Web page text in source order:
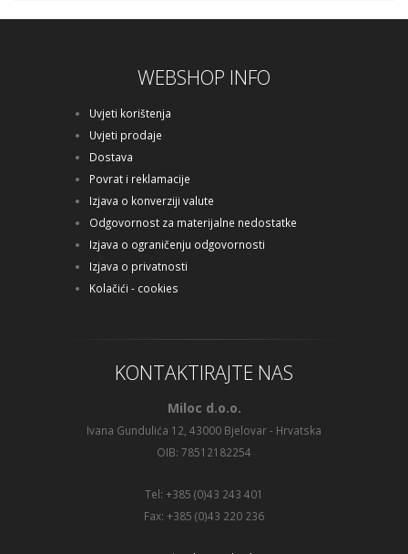
101,25 €
Dodaj u košaricu
WEBSHOP INFO
Uvjeti korištenja
Uvjeti prodaje
Dostava
Povrat i reklamacije
Izjava o konverziji valute
Odgovornost za materijalne nedostatke
Izjava o ograničenju odgovornosti
Izjava o privatnosti
Kolačići - cookies
KONTAKTIRAJTE NAS
Miloc d.o.o.
Ivana Gundulića 12, 43000 Bjelovar - Hrvatska
OIB: 78512182254
Tel: +385 (0)43 243 401
Fax: +385 (0)43 220 236